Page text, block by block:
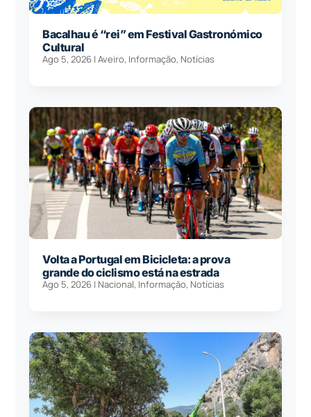
Bacalhau é “rei” em Festival Gastronómico
Cultural
Ago 5, 2026 |Aveiro, Informação, Notícias
Volta a Portugal em Bicicleta: a prova
grande do ciclismo está na estrada
Ago 5, 2026 | Nacional, Informação, Notícias